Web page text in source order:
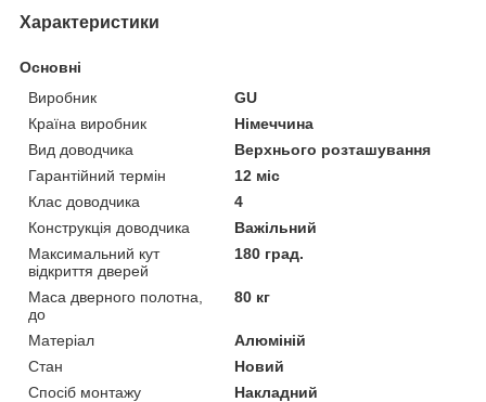
Характеристики
Основні
Виробник
GU
Країна виробник
Німеччина
Вид доводчика
Верхнього розташування
Гарантійний термін
12 міс
Клас доводчика
4
Конструкція доводчика
Важільний
Максимальний кут
відкриття дверей
180 град.
Маса дверного полотна,
до
80 кг
Матеріал
Алюміній
Стан
Новий
Спосіб монтажу
Накладний